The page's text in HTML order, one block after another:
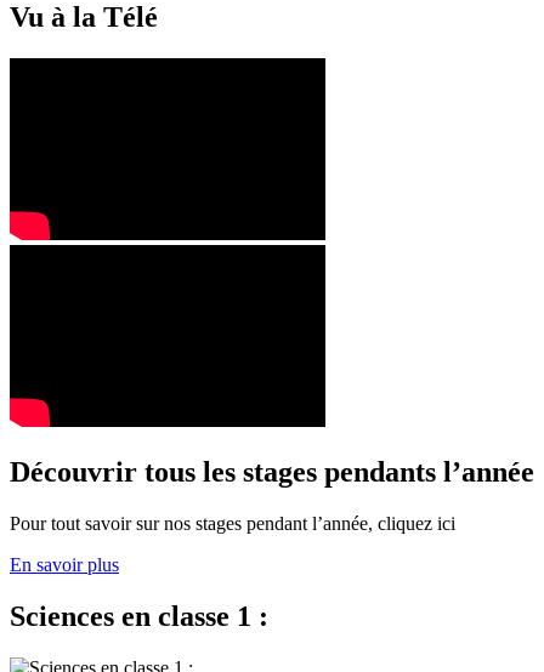
Vu à la Télé
Découvrir tous les stages pendants l’année
Pour tout savoir sur nos stages pendant l’année, cliquez ici
En savoir plus
Sciences en classe 1 :